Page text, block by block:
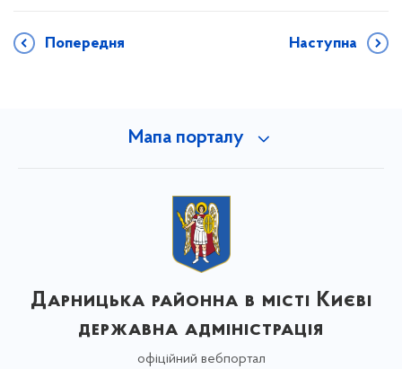
Попередня Наступна
Мапа порталу
Дарницька районна в місті Києві
державна адміністрація
офіційний вебпортал